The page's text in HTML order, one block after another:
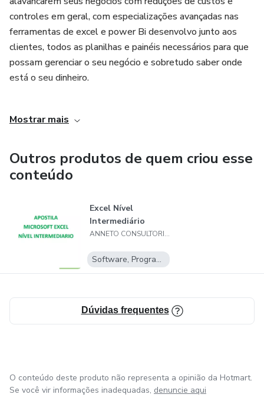
controles em geral, com especializações avançadas nas
ferramentas de excel e power Bi desenvolvo junto aos
clientes, todos as planilhas e painéis necessários para que
possam gerenciar o seu negócio e sobretudo saber onde
está o seu dinheiro.
muitos alunos formados em meus cursos que os ajudaram
empresas.
Mostrar mais
Outros produtos de quem criou esse
conteúdo
Excel Nível
Intermediário
ANNETO CONSULTORIA E CURSOS
Software, Programas para baixar
Dúvidas frequentes
O conteúdo deste produto não representa a opinião da Hotmart.
Se você vir informações inadequadas, denuncie aqui